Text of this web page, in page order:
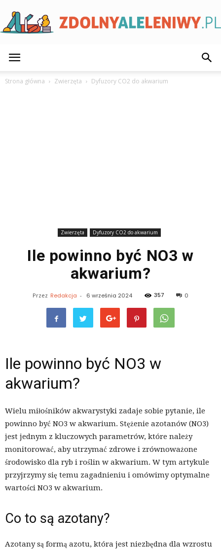
Strona główna Zwierzęta Dyfuzory CO2 do akwarium
Zwierzęta Dyfuzory CO2 do akwarium
Ile powinno być NO3 w
akwarium?
Przez Redakcja - 6 września 2024 357 0
Ile powinno być NO3 w
akwarium?
Wielu miłośników akwarystyki zadaje sobie pytanie, ile
powinno być NO3 w akwarium. Stężenie azotanów (NO3)
jest jednym z kluczowych parametrów, które należy
monitorować, aby utrzymać zdrowe i zrównoważone
środowisko dla ryb i roślin w akwarium. W tym artykule
przyjrzymy się temu zagadnieniu i omówimy optymalne
wartości NO3 w akwarium.
Co to są azotany?
Azotany są formą azotu, która jest niezbędna dla wzrostu